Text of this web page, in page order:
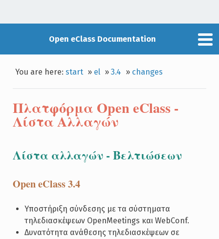
Open eClass Documentation
You are here:start » el »3.4 » changes
Πλατφόρμα Open eClass -
Λίστα Αλλαγών
Λίστα αλλαγών - Bελτιώσεων
Open eClass 3.4
Υποστήριξη σύνδεσης με τα σύστηματα
τηλεδιασκέψεων OpenMeetings και WebConf.
Δυνατότητα ανάθεσης τηλεδιασκέψεων σε